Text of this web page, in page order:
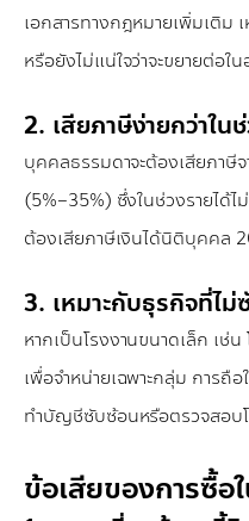
เอกสารทางกฎหมายเพิ่มเติม
หรือยังไม่แน่ใจว่าจะขยายต่อใ
2. เสียภาษีง่ายกว่าใน
บุคคลธรรมดาจะต้องเสียภาษี
(5%–35%) ซึ่งในช่วงรายได้
ต้องเสียภาษีเงินได้นิติบุคคล
3. เหมาะกับธุรกิจที่ไ
หากเป็นโรงงานขนาดเล็ก เ
เพื่อจำหน่ายเฉพาะกลุ่ม การถื
ทำบัญชีซับซ้อนหรือตรวจสอ
ข้อเสียของการซื้